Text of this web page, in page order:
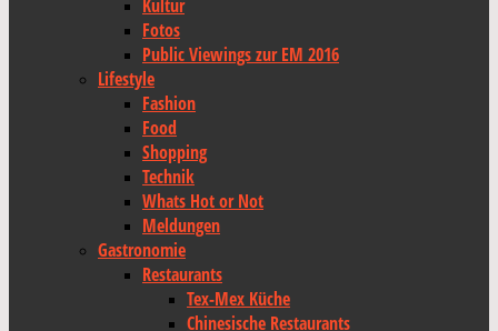
Kultur
Fotos
Public Viewings zur EM 2016
Lifestyle
Fashion
Food
Shopping
Technik
Whats Hot or Not
Meldungen
Gastronomie
Restaurants
Tex-Mex Küche
Chinesische Restaurants